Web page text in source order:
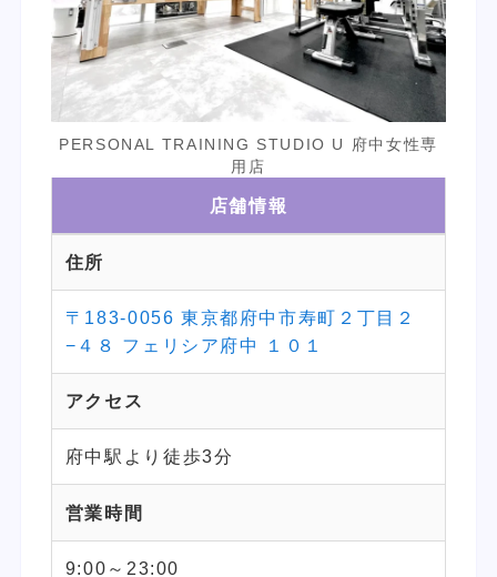
PERSONAL TRAINING STUDIO U 府中女性専
用店
店舗情報
住所
〒183-0056 東京都府中市寿町２丁目２
−４８ フェリシア府中 １０１
アクセス
府中駅より徒歩3分
営業時間
9:00～23:00